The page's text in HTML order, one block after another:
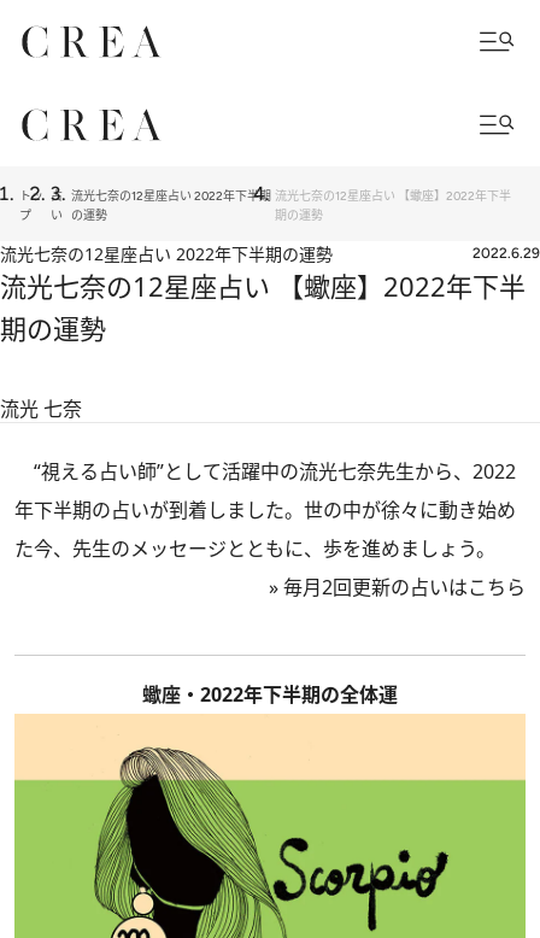
トッ
プ
占
い
流光七奈の12星座占い 2022年下半期
の運勢
流光七奈の12星座占い 【蠍座】2022年下半
期の運勢
流光七奈の12星座占い 2022年下半期の運勢 2022.6.29
流光七奈の12星座占い 【蠍座】2022年下半
期の運勢
流光 七奈
“視える占い師”として活躍中の流光七奈先生から、2022
年下半期の占いが到着しました。世の中が徐々に動き始め
た今、先生のメッセージとともに、歩を進めましょう。
»毎月2回更新の占いはこちら
蠍座・2022年下半期の全体運